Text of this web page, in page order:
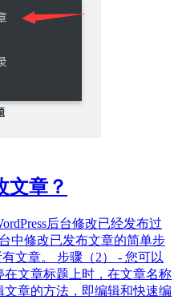
文章？
后台修改已经发布过
中修改已发布文章的简单步
文章。 步骤（2） - 您可以
文章标题上时，在文章名称
章的方法，即编辑和快速编